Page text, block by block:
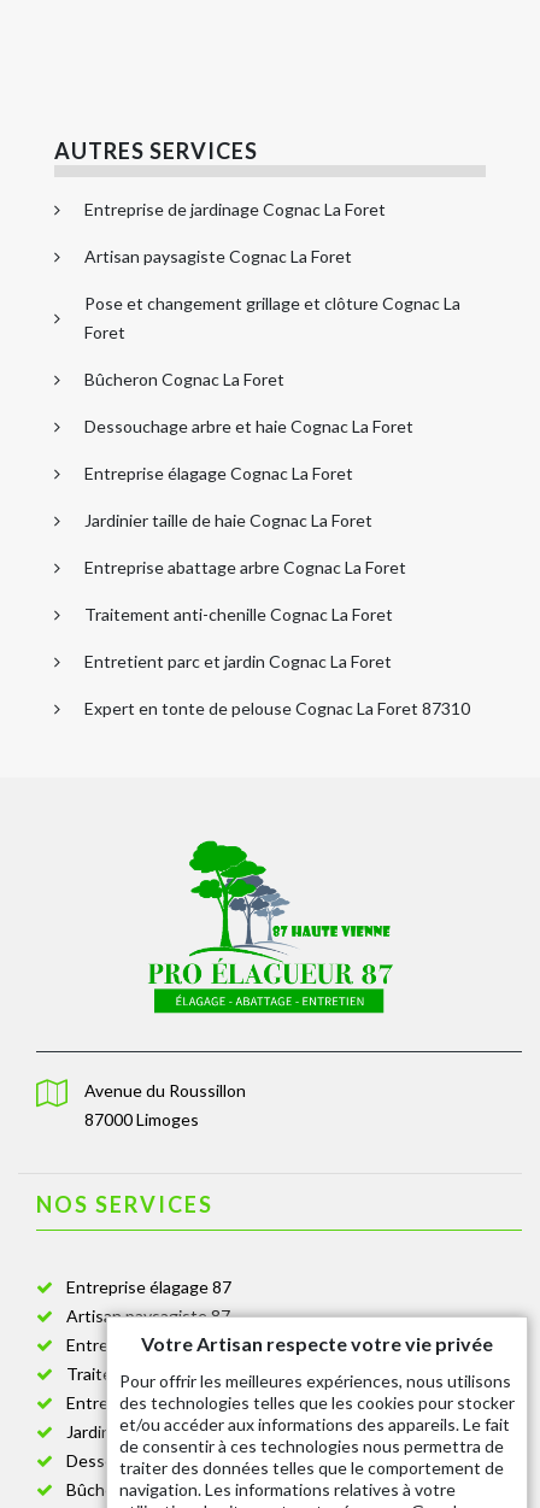
AUTRES SERVICES
Entreprise de jardinage Cognac La Foret
Artisan paysagiste Cognac La Foret
Pose et changement grillage et clôture Cognac La
Foret
Bûcheron Cognac La Foret
Dessouchage arbre et haie Cognac La Foret
Entreprise élagage Cognac La Foret
Jardinier taille de haie Cognac La Foret
Entreprise abattage arbre Cognac La Foret
Traitement anti-chenille Cognac La Foret
Entretient parc et jardin Cognac La Foret
Expert en tonte de pelouse Cognac La Foret 87310
Avenue du Roussillon
87000 Limoges
NOS SERVICES
Entreprise élagage 87
Artisan paysagiste 87
Entreprise de jardinage 87
Traitement anti-chenille 87
Entreprise abattage arbre 87
Jardinier taille de haie 87
Dessouchage arbre et haie 87
Bûcheron 87
Votre Artisan respecte votre vie privée
Pour offrir les meilleures expériences, nous utilisons
des technologies telles que les cookies pour stocker
et/ou accéder aux informations des appareils. Le fait
de consentir à ces technologies nous permettra de
traiter des données telles que le comportement de
navigation. Les informations relatives à votre